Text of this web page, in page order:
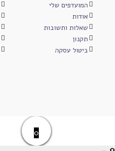
המועדפים שלי
אודות
שאלות ותשובות
תקנון
ביטול עסקה
0